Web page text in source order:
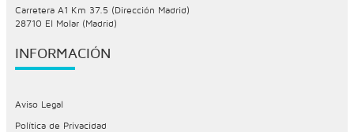
Carretera A1 Km 37.5 (Dirección Madrid)
28710 El Molar (Madrid)
INFORMACIÓN
Aviso Legal
Política de Privacidad